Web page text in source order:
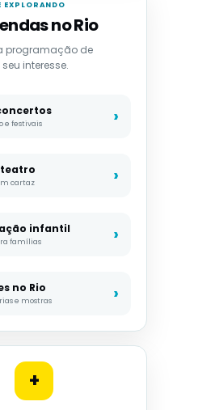
EXPLORANDO
no Rio
programação de
interesse.
e festivais
teatro
cartaz
infantil
famílias
no Rio
e mostras
+